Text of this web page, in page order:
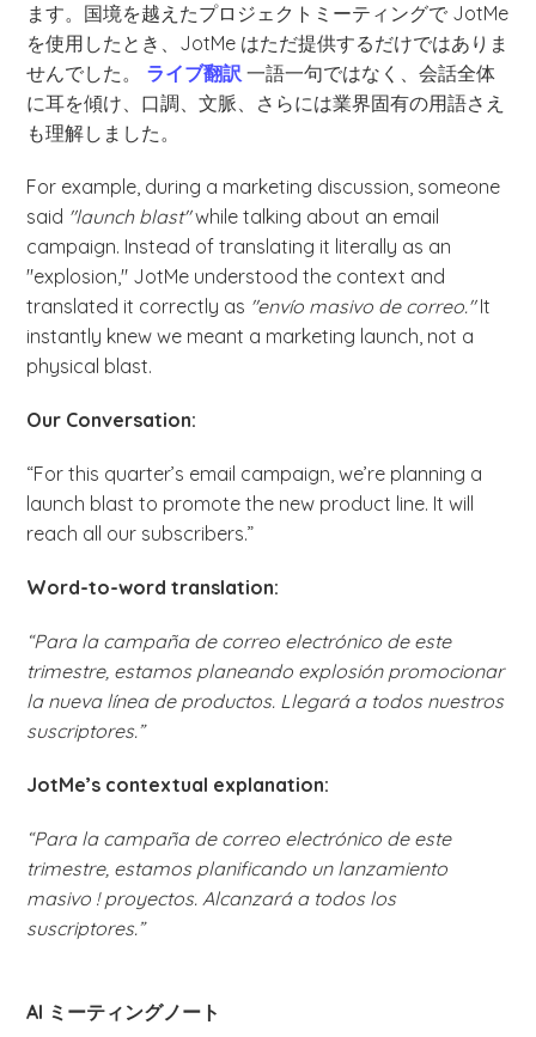
ます。国境を越えたプロジェクトミーティングで JotMe
を使用したとき、JotMe はただ提供するだけではありま
せんでした。 ライブ翻訳 一語一句ではなく、会話全体
に耳を傾け、口調、文脈、さらには業界固有の用語さえ
も理解しました。
For example, during a marketing discussion, someone
said "launch blast"while talking about an email
campaign. Instead of translating it literally as an
"explosion," JotMe understood the context and
translated it correctly as "envío masivo de correo."It
instantly knew we meant a marketing launch, not a
physical blast.
Our Conversation:
“For this quarter’s email campaign, we’re planning a
launch blast to promote the new product line. It will
reach all our subscribers.”
Word-to-word translation:
“Para la campaña de correo electrónico de este
trimestre, estamos planeando explosión promocionar
la nueva línea de productos. Llegará a todos nuestros
suscriptores.”
JotMe’s contextual explanation:
“Para la campaña de correo electrónico de este
trimestre, estamos planificando un lanzamiento
masivo ! proyectos. Alcanzará a todos los
suscriptores.”
AI ミーティングノート